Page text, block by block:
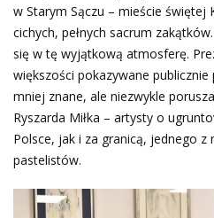
w Starym Sączu – mieście świętej
cichych, pełnych sacrum
się w tę wyjątkową atmosferę.
większości pokazywane
mniej znane, ale niezwykle
Ryszarda Miłka – artysty o
Polsce, jak i za granicą, jednego z
pastelistów.